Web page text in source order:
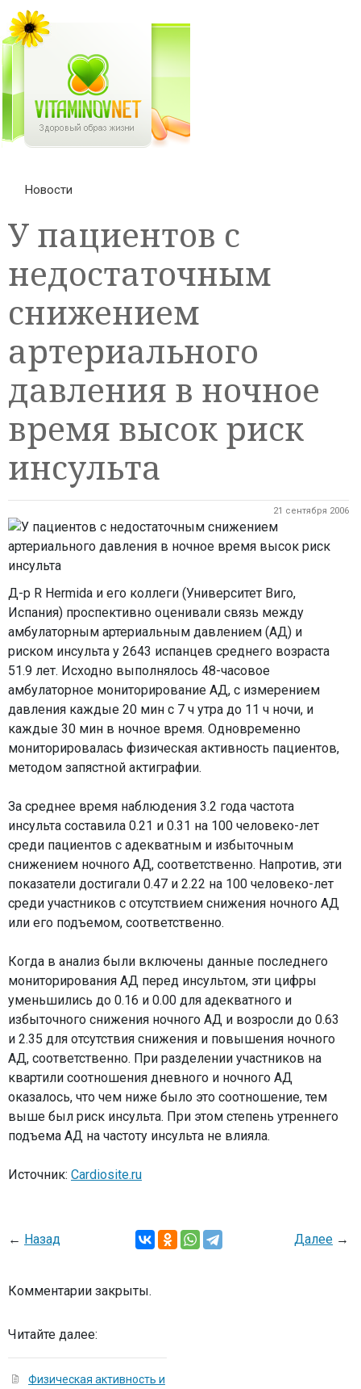
Новости
У пациентов с
недостаточным
снижением
артериального
давления в ночное
время высок риск
инсульта
21 сентября 2006
Д-р R Hermida и его коллеги (Университет Виго,
Испания) проспективно оценивали связь между
амбулаторным артериальным давлением (АД) и
риском инсульта у 2643 испанцев среднего возраста
51.9 лет. Исходно выполнялось 48-часовое
амбулаторное мониторирование АД, с измерением
давления каждые 20 мин с 7 ч утра до 11 ч ночи, и
каждые 30 мин в ночное время. Одновременно
мониторировалась физическая активность пациентов,
методом запястной актиграфии.
За среднее время наблюдения 3.2 года частота
инсульта составила 0.21 и 0.31 на 100 человеко-лет
среди пациентов с адекватным и избыточным
снижением ночного АД, соответственно. Напротив, эти
показатели достигали 0.47 и 2.22 на 100 человеко-лет
среди участников с отсутствием снижения ночного АД
или его подъемом, соответственно.
Когда в анализ были включены данные последнего
мониторирования АД перед инсультом, эти цифры
уменьшились до 0.16 и 0.00 для адекватного и
избыточного снижения ночного АД и возросли до 0.63
и 2.35 для отсутствия снижения и повышения ночного
АД, соответственно. При разделении участников на
квартили соотношения дневного и ночного АД
оказалось, что чем ниже было это соотношение, тем
выше был риск инсульта. При этом степень утреннего
подъема АД на частоту инсульта не влияла.
Источник: Cardiosite.ru
← Назад Далее →
Комментарии закрыты.
Читайте далее:
Физическая активность и